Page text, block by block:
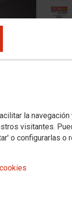
la navegación
visitantes.
o configurarlas o
24/02/